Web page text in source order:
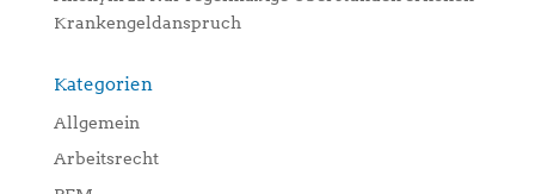
Krankengeldanspruch
Kategorien
Allgemein
Arbeitsrecht